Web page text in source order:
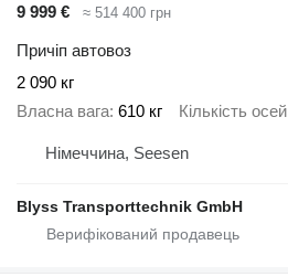
9 999 €
≈ 514 400 грн
Причіп автовоз
2 090 кг
Власна вага 610 кг Кількість осей
Німеччина, Seesen
Blyss Transporttechnik GmbH